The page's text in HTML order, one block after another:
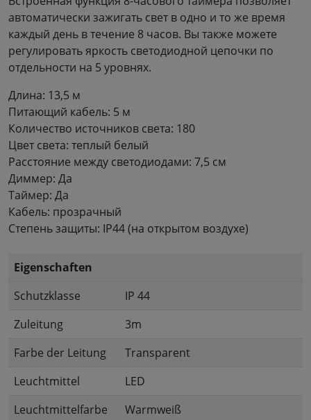
автоматически зажигать свет в одно и то же время
каждый день в течение 8 часов. Вы также можете
регулировать яркость светодиодной цепочки по
отдельности на 5 уровнях.
Длина: 13,5 м
Питающий кабель: 5 м
Количество источников света: 180
Цвет света: теплый белый
Расстояние между светодиодами: 7,5 см
Диммер: Да
Таймер: Да
Кабель: прозрачный
Степень защиты: IP44 (на открытом воздухе)
Eigenschaften
Schutzklasse
IP 44
Zuleitung
3m
Farbe der Leitung
Transparent
Leuchtmittel
LED
Leuchtmittelfarbe
Warmweiß